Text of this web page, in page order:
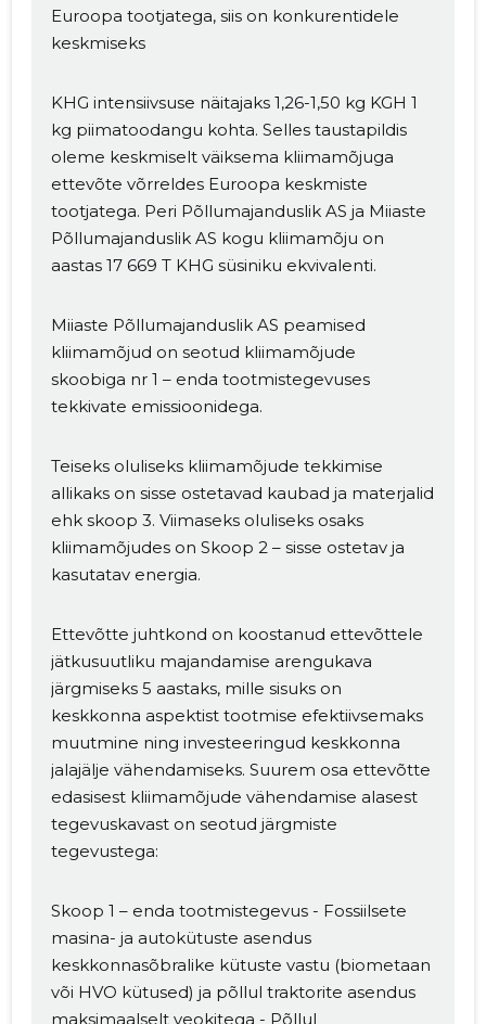
Euroopa tootjatega, siis on konkurentidele
keskmiseks
KHG intensiivsuse näitajaks 1,26-1,50 kg KGH 1
kg piimatoodangu kohta. Selles taustapildis
oleme keskmiselt väiksema kliimamõjuga
ettevõte võrreldes Euroopa keskmiste
tootjatega. Peri Põllumajanduslik AS ja Miiaste
Põllumajanduslik AS kogu kliimamõju on
aastas 17 669 T KHG süsiniku ekvivalenti.
Miiaste Põllumajanduslik AS peamised
kliimamõjud on seotud kliimamõjude
skoobiga nr 1 – enda tootmistegevuses
tekkivate emissioonidega.
Teiseks oluliseks kliimamõjude tekkimise
allikaks on sisse ostetavad kaubad ja materjalid
ehk skoop 3. Viimaseks oluliseks osaks
kliimamõjudes on Skoop 2 – sisse ostetav ja
kasutatav energia.
Ettevõtte juhtkond on koostanud ettevõttele
jätkusuutliku majandamise arengukava
järgmiseks 5 aastaks, mille sisuks on
keskkonna aspektist tootmise efektiivsemaks
muutmine ning investeeringud keskkonna
jalajälje vähendamiseks. Suurem osa ettevõtte
edasisest kliimamõjude vähendamise alasest
tegevuskavast on seotud järgmiste
tegevustega:
Skoop 1 – enda tootmistegevus - Fossiilsete
masina- ja autokütuste asendus
keskkonnasõbralike kütuste vastu (biometaan
või HVO kütused) ja põllul traktorite asendus
maksimaalselt veokitega - Põllul
Muuda pildi
kirjeldust
MUUDA